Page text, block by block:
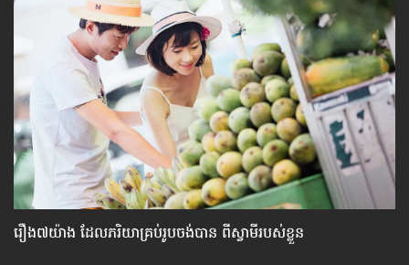
រឿង៧យ៉ាង ​ដែល​ភរិយា​គ្រប់​រូប​ចង់​បាន ពី​ស្វាមី​របស់​ខ្លួន